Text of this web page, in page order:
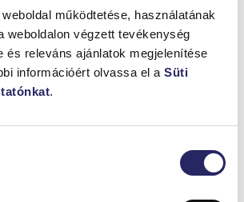
működtetése, használatának
weboldalon végzett tevékenység
és releváns ajánlatok megjelenítése
információért olvassa el a Süti
.
csak egy nagyobb építési folyamat
. A pontos ajánlat, a részletes műszaki
előzetes tisztázása és a szakmai
abban, hogy a házépítés pénzügyi
átgondolt döntésekkel lehet továbblépni.